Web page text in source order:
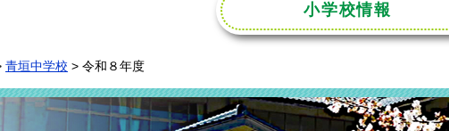
小学校情報
青垣中学校 > 令和８年度